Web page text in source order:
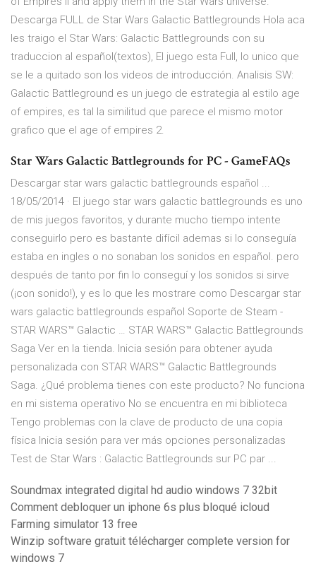
Descarga FULL de Star Wars Galactic Battlegrounds Hola aca
les traigo el Star Wars: Galactic Battlegrounds con su
traduccion al español(textos), El juego esta Full, lo unico que
se le a quitado son los videos de introducción. Analisis SW:
Galactic Battleground es un juego de estrategia al estilo age
of empires, es tal la similitud que parece el mismo motor
grafico que el age of empires 2.
Star Wars Galactic Battlegrounds for PC - GameFAQs
Descargar star wars galactic battlegrounds español ...
18/05/2014 · El juego star wars galactic battlegrounds es uno
de mis juegos favoritos, y durante mucho tiempo intente
conseguirlo pero es bastante difícil ademas si lo conseguía
estaba en ingles o no sonaban los sonidos en español. pero
después de tanto por fin lo conseguí y los sonidos si sirve
(¡con sonido!), y es lo que les mostrare como Descargar star
wars galactic battlegrounds español Soporte de Steam -
STAR WARS™ Galactic … STAR WARS™ Galactic Battlegrounds
Saga Ver en la tienda. Inicia sesión para obtener ayuda
personalizada con STAR WARS™ Galactic Battlegrounds
Saga. ¿Qué problema tienes con este producto? No funciona
en mi sistema operativo No se encuentra en mi biblioteca
Tengo problemas con la clave de producto de una copia
física Inicia sesión para ver más opciones personalizadas
Test de Star Wars : Galactic Battlegrounds sur PC par ...
Soundmax integrated digital hd audio windows 7 32bit
Comment debloquer un iphone 6s plus bloqué icloud
Farming simulator 13 free
Winzip software gratuit télécharger complete version for
windows 7